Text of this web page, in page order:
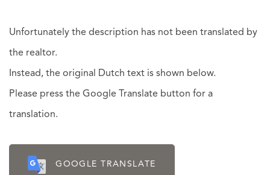
Unfortunately the description has not been translated by
the realtor.
Instead, the original Dutch text is shown below.
Please press the Google Translate button for a
translation.
GOOGLE TRANSLATE